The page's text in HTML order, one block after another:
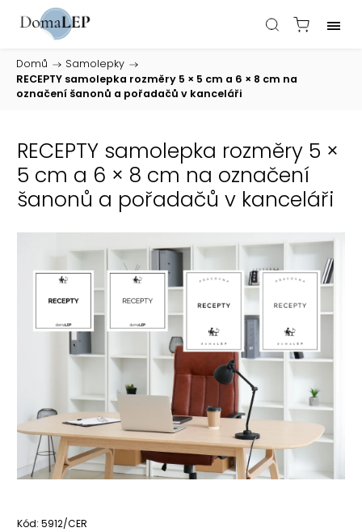
Domů / Samolepky /
RECEPTY samolepka rozměry 5 × 5 cm a 6 × 8 cm na
označení šanonů a pořadačů v kanceláři
RECEPTY samolepka rozměry 5 ×
5 cm a 6 × 8 cm na označení
šanonů a pořadačů v kanceláři
Kód: 5912/CER